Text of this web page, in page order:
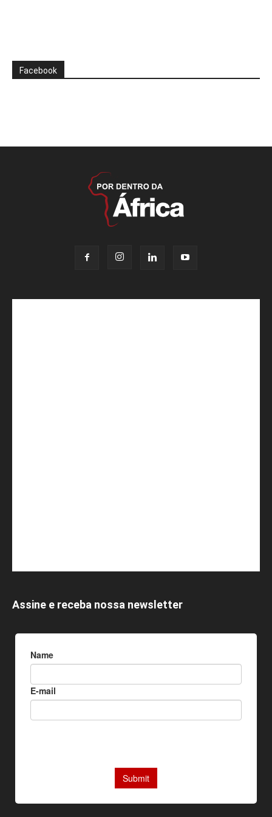
Facebook
Assine e receba nossa newsletter